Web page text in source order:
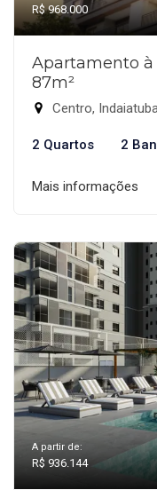
R$ 968.000
Apartamento à
87m²
Centro,
2 Quartos 2
Mais informações
A partir de:
R$ 936.144